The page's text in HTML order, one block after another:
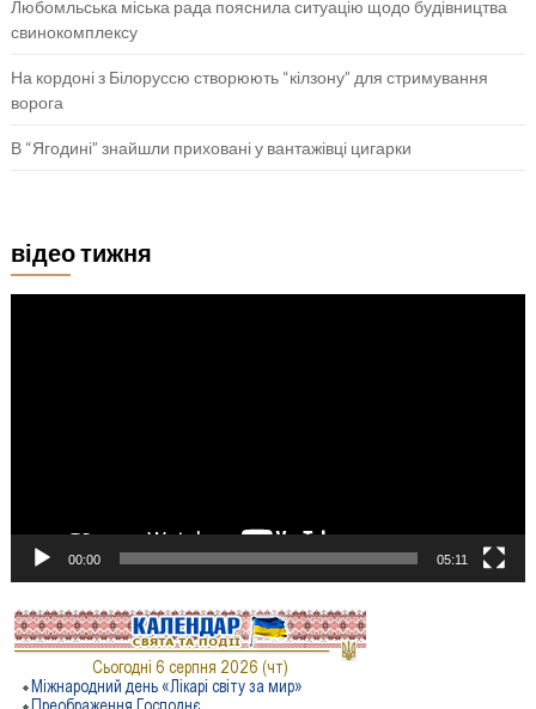
Любомльська міська рада пояснила ситуацію щодо будівництва
свинокомплексу
На кордоні з Білоруссю створюють “кілзону” для стримування
ворога
В “Ягодині” знайшли приховані у вантажівці цигарки
відео тижня
00:00 05:11